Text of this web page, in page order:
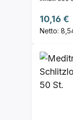
10,16 €
Netto: